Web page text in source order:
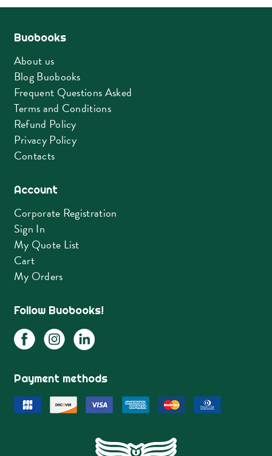
Buobooks
About us
Blog Buobooks
Frequent Questions Asked
Terms and Conditions
Refund Policy
Privacy Policy
Contacts
Account
Corporate Registration
Sign In
My Quote List
Cart
My Orders
Follow Buobooks!
Payment methods